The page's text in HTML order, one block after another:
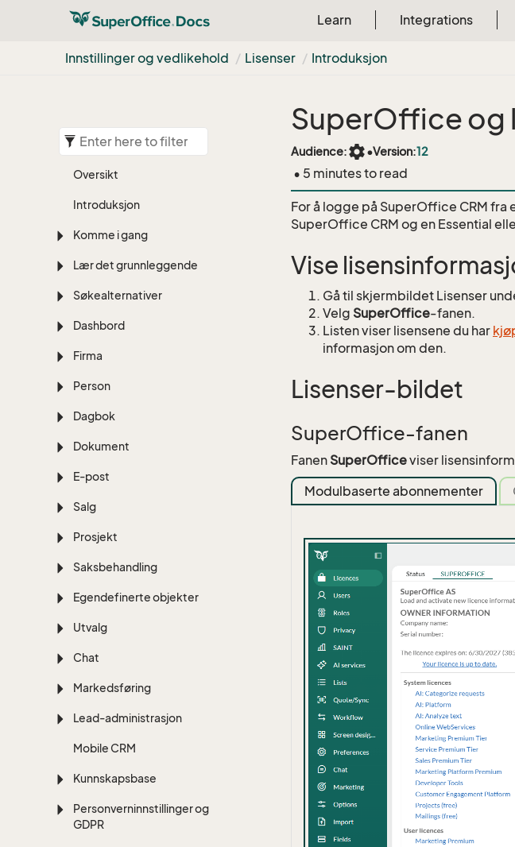
Learn Integrations
Innstillinger og vedlikehold Lisenser Introduksjon
Oversikt
Introduksjon
Komme i gang
Lær det grunnleggende
Søkealternativer
Dashbord
Firma
Person
Dagbok
Dokument
E-post
Salg
Prosjekt
Saksbehandling
Egendefinerte objekter
Utvalg
Chat
Markedsføring
Lead-administrasjon
Mobile CRM
Kunnskapsbase
Personverninnstillinger og
GDPR
SuperOffice og
Audience:settings•Version:12
• 5 minutes to read
For å logge på SuperOffice CRM
SuperOffice CRM og en Essential
Vise
Gå til skjermbildet Lisenser
Velg SuperOffice-fanen.
Listen viser lisensene du har
informasjon om den.
Lisenser-bildet
SuperOffice-fanen
Fanen SuperOfficeviser
Modulbaserte abonnementer